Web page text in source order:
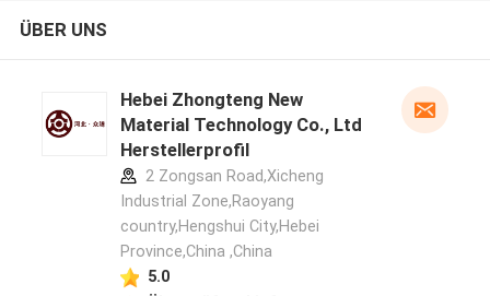
ÜBER UNS
Hebei Zhongteng New
Material Technology Co., Ltd
Herstellerprofil
2 Zongsan Road,Xicheng
Industrial Zone,Raoyang
country,Hengshui City,Hebei
Province,China ,China
5.0